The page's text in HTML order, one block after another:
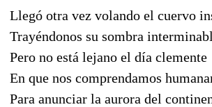
Llegó otra vez volando el cuervo
Trayéndonos su sombra
Pero no está lejano el día clemente
En que nos comprendamos
Para anunciar la aurora del